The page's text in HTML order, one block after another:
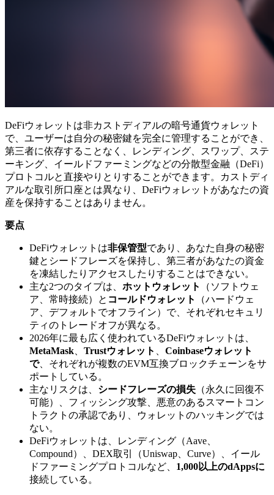
DeFiウォレットは非カストディアルの暗号通貨ウォレット
で、ユーザーは自分の秘密鍵を完全に管理することができ、
第三者に依存することなく、レンディング、スワップ、ステ
ーキング、イールドファーミングなどの分散型金融（DeFi）
プロトコルと直接やりとりすることができます。カストディ
アルな取引所口座とは異なり、DeFiウォレットがあなたの資
産を保持することはありません。
要点
DeFiウォレットは非保管型であり、あなた自身の秘密
鍵とシードフレーズを保持し、第三者があなたの資金
を凍結したりアクセスしたりすることはできない。
主な2つのタイプは、 ホットウォレット
（ソフトウェ
ア、常時接続）と コールドウォレット
（ハードウェ
ア、デフォルトでオフライン）で、それぞれセキュリ
ティのトレードオフが異なる。
2026年に最も広く使われているDeFiウォレットは、
MetaMask
Trustウォレット
Coinbaseウォレット
で、それぞれが複数のEVM互換ブロックチェーンをサ
ポートしている。
主なリスクは、 シードフレーズの損失 （永久に回復不
可能）、フィッシング攻撃、悪意のあるスマートコン
トラクトの承認であり、ウォレットのハッキングでは
ない。
DeFiウォレットは、レンディング（Aave、
Compound）、DEX取引（Uniswap、Curve）、イール
ドファーミングプロトコルなど、 1,000以上のdAppsに
接続している。